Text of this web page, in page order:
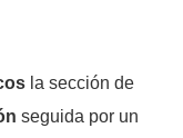
la sección de
seguida por un